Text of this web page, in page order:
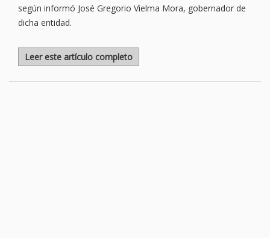
según informó José Gregorio Vielma Mora, gobernador de
dicha entidad.
Leer este artículo completo